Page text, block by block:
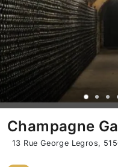
Champagne
13 Rue George Legros,